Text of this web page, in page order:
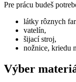
Pre prácu budeš
látky rôznych
vatelín,
šijací stroj,
nožnice, kriedu
Výber